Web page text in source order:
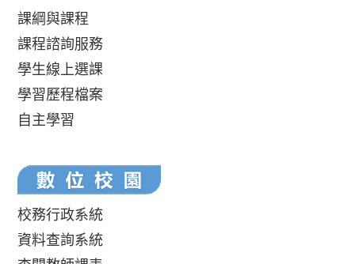
課綱與課程
課程諮詢服務
學生線上選課
學習歷程檔案
自主學習
校務行政系統
資料查詢系統